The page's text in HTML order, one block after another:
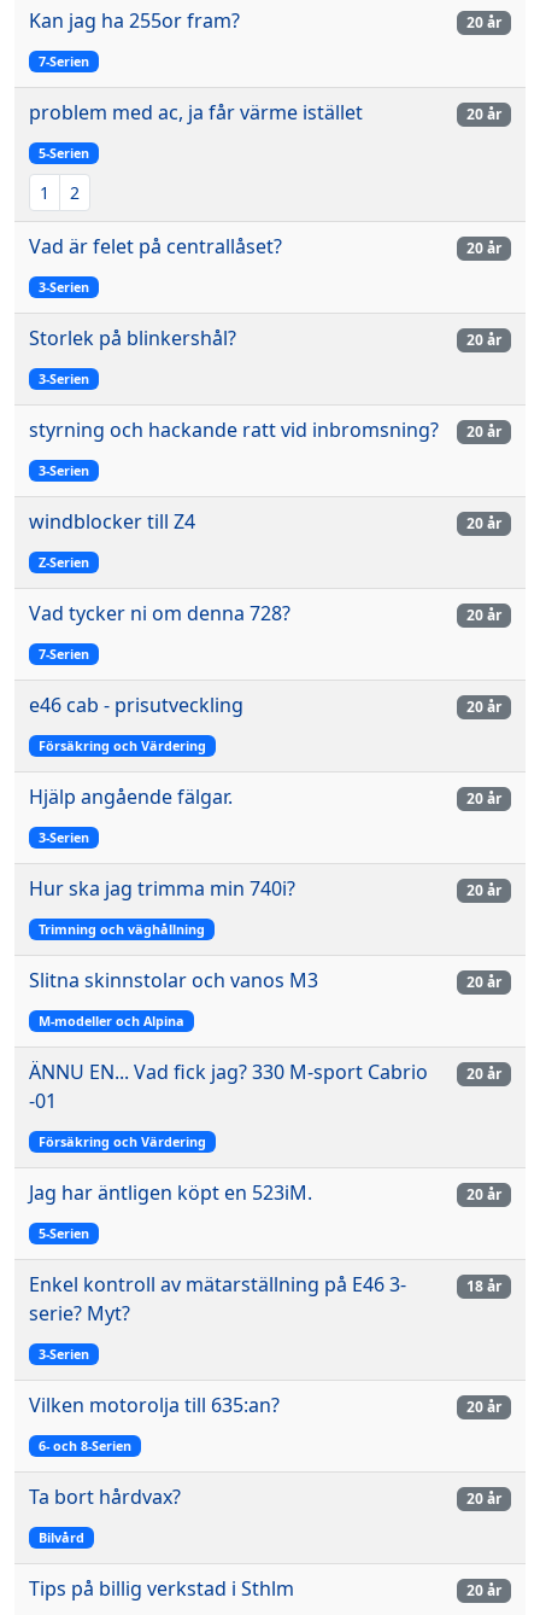
Kan jag ha 255or fram?
7-Serien
20 år
problem med ac, ja får värme istället
5-Serien
1 2
20 år
Vad är felet på centrallåset?
3-Serien
20 år
Storlek på blinkershål?
3-Serien
20 år
styrning och hackande ratt vid inbromsning?
3-Serien
20 år
windblocker till Z4
Z-Serien
20 år
Vad tycker ni om denna 728?
7-Serien
20 år
e46 cab - prisutveckling
Försäkring och Värdering
20 år
Hjälp angående fälgar.
3-Serien
20 år
Hur ska jag trimma min 740i?
Trimning och väghållning
20 år
Slitna skinnstolar och vanos M3
M-modeller och Alpina
20 år
ÄNNU EN... Vad fick jag? 330 M-sport Cabrio
-01
Försäkring och Värdering
20 år
Jag har äntligen köpt en 523iM.
5-Serien
20 år
Enkel kontroll av mätarställning på E46 3-
serie? Myt?
3-Serien
18 år
Vilken motorolja till 635:an?
6- och 8-Serien
20 år
Ta bort hårdvax?
Bilvård
20 år
Tips på billig verkstad i Sthlm 20 år